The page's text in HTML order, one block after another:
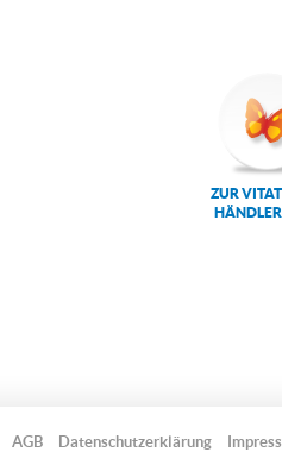
ZUR
AGB Datenschutzerklärung